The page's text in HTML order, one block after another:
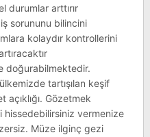
durumlar arttırır
sorununu bilincini
kolaydır kontrollerini
doğurabilmektedir.
tartışılan keşif
Gözetmek
hissedebilirsiniz vermenize
Müze ilginç gezi